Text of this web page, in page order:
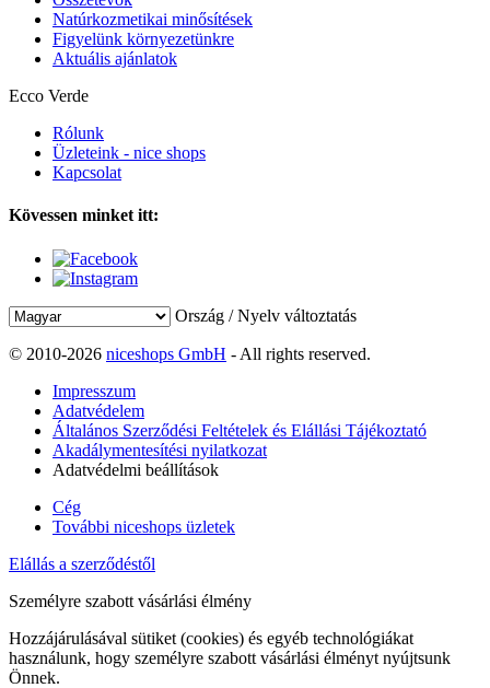
Natúrkozmetikai minősítések
Figyelünk környezetünkre
Aktuális ajánlatok
Ecco Verde
Rólunk
Üzleteink - nice shops
Kapcsolat
Kövessen minket itt:
Ország / Nyelv változtatás
© 2010-2026 niceshops GmbH - All rights reserved.
Impresszum
Adatvédelem
Általános Szerződési Feltételek és Elállási Tájékoztató
Akadálymentesítési nyilatkozat
Adatvédelmi beállítások
Cég
További niceshops üzletek
Elállás a szerződéstől
Személyre szabott vásárlási élmény
Hozzájárulásával sütiket (cookies) és egyéb technológiákat
használunk, hogy személyre szabott vásárlási élményt nyújtsunk
Önnek.